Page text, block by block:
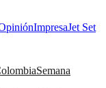
ImpresaJet Set
Semana